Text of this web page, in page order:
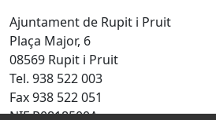
Ajuntament de Rupit i Pruit
Plaça Major, 6
08569 Rupit i Pruit
Tel. 938 522 003
Fax 938 522 051
NIF P0818500A